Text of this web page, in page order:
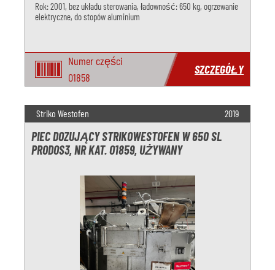
Rok: 2001, bez układu sterowania, ładowność: 650 kg, ogrzewanie
elektryczne, do stopów aluminium
Numer części
O1858
SZCZEGÓŁY
Striko Westofen 2019
PIEC DOZUJĄCY STRIKOWESTOFEN W 650 SL
PRODOS3, NR KAT. O1859, UŻYWANY